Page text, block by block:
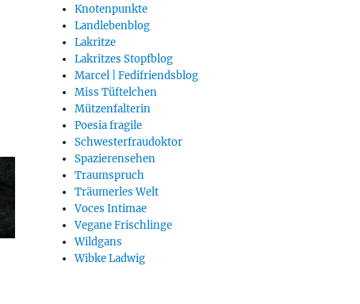
Knotenpunkte
Landlebenblog
Lakritze
Lakritzes Stopfblog
Marcel | Fedifriendsblog
Miss Tüftelchen
Mützenfalterin
Poesia fragile
Schwesterfraudoktor
Spazierensehen
Traumspruch
Träumerles Welt
Voces Intimae
Vegane Frischlinge
Wildgans
Wibke Ladwig